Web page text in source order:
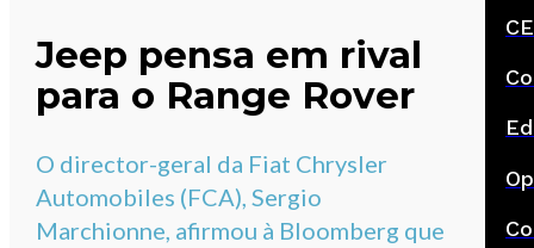
Jeep pensa em rival
para o Range Rover
O director-geral da Fiat Chrysler
Automobiles (FCA), Sergio
Marchionne, afirmou à Bloomberg que